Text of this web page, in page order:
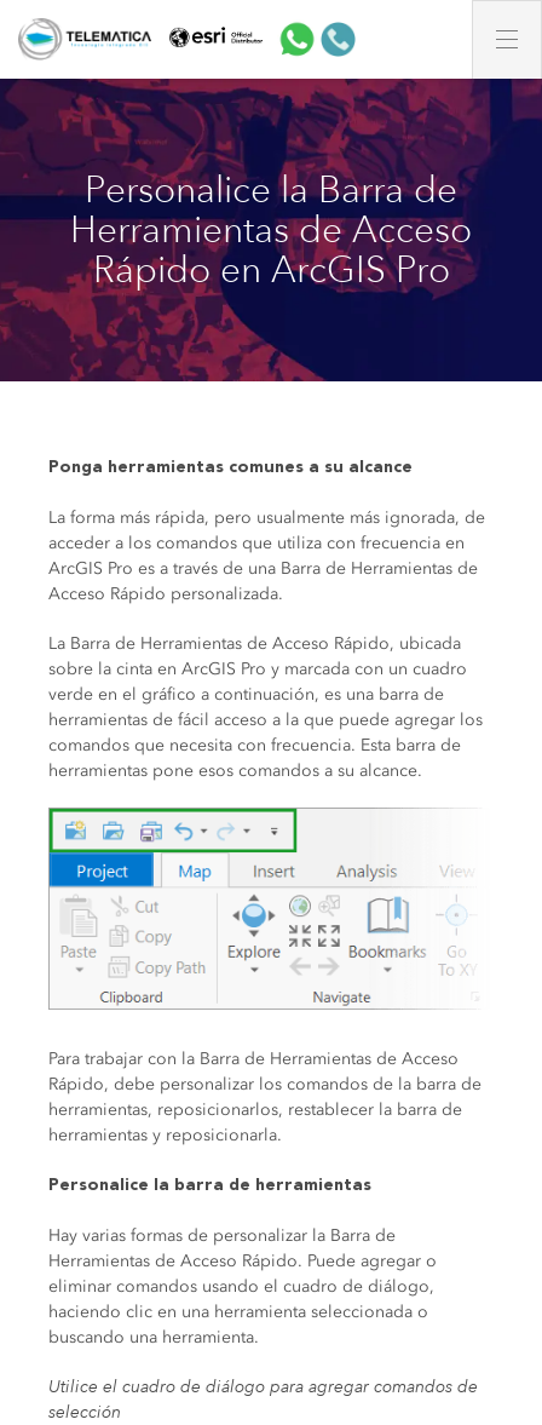
Personalice la Barra de
Herramientas de Acceso
Rápido en ArcGIS Pro
Ponga herramientas comunes a su alcance
La forma más rápida, pero usualmente más ignorada, de
acceder a los comandos que utiliza con frecuencia en
ArcGIS Pro es a través de una Barra de Herramientas de
Acceso Rápido personalizada.
La Barra de Herramientas de Acceso Rápido, ubicada
sobre la cinta en ArcGIS Pro y marcada con un cuadro
verde en el gráfico a continuación, es una barra de
herramientas de fácil acceso a la que puede agregar los
comandos que necesita con frecuencia. Esta barra de
herramientas pone esos comandos a su alcance.
Para trabajar con la Barra de Herramientas de Acceso
Rápido, debe personalizar los comandos de la barra de
herramientas, reposicionarlos, restablecer la barra de
herramientas y reposicionarla.
Personalice la barra de herramientas
Hay varias formas de personalizar la Barra de
Herramientas de Acceso Rápido. Puede agregar o
eliminar comandos usando el cuadro de diálogo,
haciendo clic en una herramienta seleccionada o
buscando una herramienta.
Utilice el cuadro de diálogo para agregar comandos de
selección